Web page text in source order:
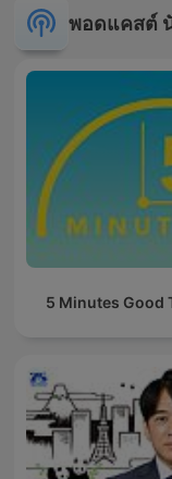
พอดแคสต์
5 Minutes Good